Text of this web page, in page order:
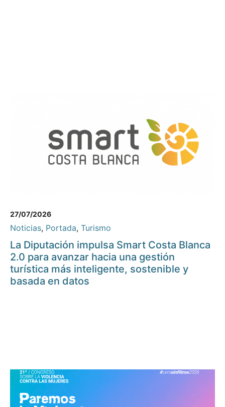
27/07/2026
Noticias, Portada, Turismo
La Diputación impulsa Smart Costa Blanca
2.0 para avanzar hacia una gestión
turística más inteligente, sostenible y
basada en datos